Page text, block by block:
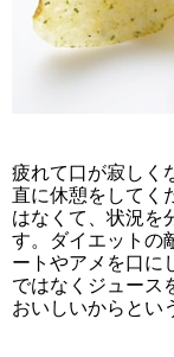
疲れて口が寂しく
直に休憩をしてく
はなくて、状況を
す。ダイエットの
ートやアメを口に
ではなくジュース
おいしいからとい